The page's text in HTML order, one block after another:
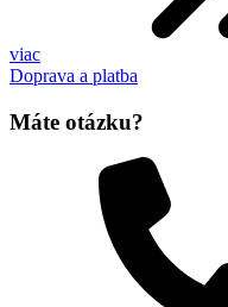
viac
Doprava a platba
Máte otázku?